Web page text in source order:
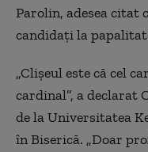
Parolin, adesea
candidaţi la
„Clişeul este că cel
cardinal”, a
de la Universitatea
în Biserică. „Doar